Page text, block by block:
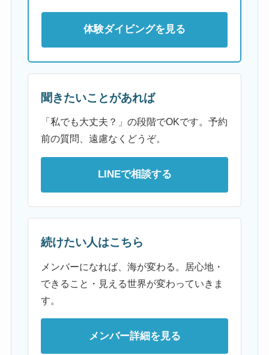
体験ダイビングを見る
聞きたいことがあれば
「私でも大丈夫？」の段階でOKです。予約
前の質問、遠慮なくどうぞ。
LINEで相談する
続けたい人はこちら
メンバーになれば、海が変わる。居心地・
できること・見える世界が変わっていきま
す。
メンバー詳細を見る